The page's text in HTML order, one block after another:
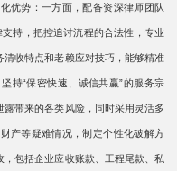
优势：一方面，配备资深律师团队
持，把控追讨流程的合法性，专业
收特点和老赖应对技巧，能够精准
持“保密快速、诚信共赢”的服务宗
带来的各类风险，同时采用灵活多
产等疑难情况，制定个性化破解方
包括企业应收账款、工程尾款、私